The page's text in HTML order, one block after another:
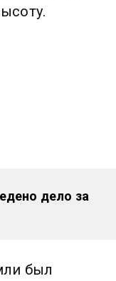
дело за
был